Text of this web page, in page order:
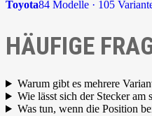
Toyota84 Modelle · 105
HÄUFIGE
Warum gibt es mehrere
Wie lässt sich der Stecker am
Was tun, wenn die Position